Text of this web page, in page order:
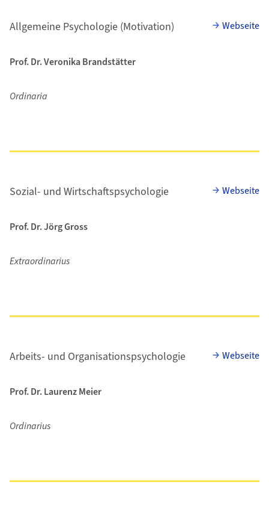
Allgemeine Psychologie (Motivation) Webseite
Prof. Dr. Veronika Brandstätter
Ordinaria
Sozial- und Wirtschaftspsychologie Webseite
Prof. Dr. Jörg Gross
Extraordinarius
Arbeits- und Organisationspsychologie Webseite
Prof. Dr. Laurenz Meier
Ordinarius